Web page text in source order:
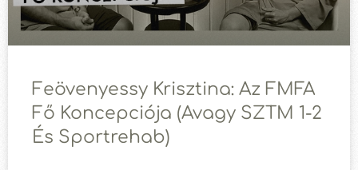
Feövenyessy Krisztina: Az FMFA
Fő Koncepciója (avagy SZTM 1-2
És Sportrehab)